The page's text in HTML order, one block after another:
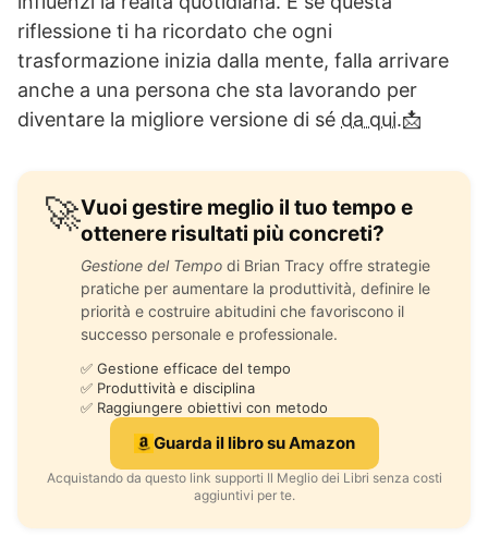
riflessione ti ha ricordato che ogni
trasformazione inizia dalla mente, falla arrivare
anche a una persona che sta lavorando per
diventare la migliore versione di sé da qui.📩
🚀Vuoi gestire meglio il tuo tempo e
ottenere risultati più concreti?
Gestione del Tempo di Brian Tracy offre strategie
pratiche per aumentare la produttività, definire le
priorità e costruire abitudini che favoriscono il
successo personale e professionale.
✅ Gestione efficace del tempo
✅ Produttività e disciplina
✅ Raggiungere obiettivi con metodo
Guarda il libro su Amazon
Acquistando da questo link supporti Il Meglio dei Libri senza costi
aggiuntivi per te.